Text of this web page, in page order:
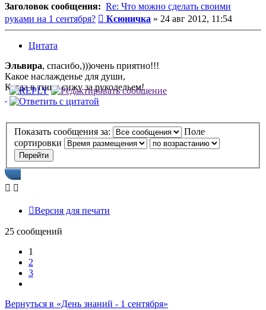
Заголовок сообщения: Re: Что можно сделать своими
руками на 1 сентября?
Сообщение
Ксюничка » 24 авг 2012, 11:54
Цитата
Эльвира, спасибо,)))очень приятно!!!
Какое наслажденье для души,
Когда в тиши сижу за рукодельем!
Показать сообщения за:
Поле
сортировки
Версия для печати
25 сообщений
1
2
3
Вернуться в «День знаний - 1 сентября»